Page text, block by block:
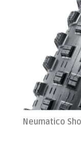
Neumatico